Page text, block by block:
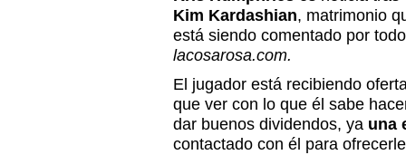
Kim Kardashian, matrimonio
está siendo comentado por
lacosarosa.com.
El jugador está recibiendo
que ver con lo que él sabe
dar buenos dividendos, ya una
contactado con él para